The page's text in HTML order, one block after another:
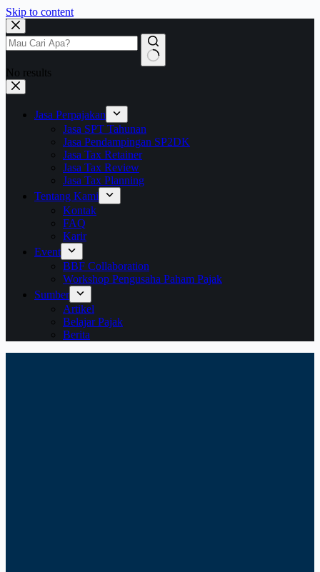
Skip to content
No results
Jasa Perpajakan
Jasa SPT Tahunan
Jasa Pendampingan SP2DK
Jasa Tax Retainer
Jasa Tax Review
Jasa Tax Planning
Tentang Kami
Kontak
FAQ
Karir
Event
BBF Collaboration
Workshop Pengusaha Paham Pajak
Sumber
Artikel
Belajar Pajak
Berita